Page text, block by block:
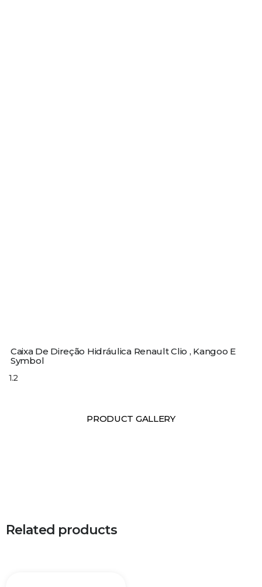
Caixa De Direção Hidráulica Renault Clio , Kangoo E
Symbol
PRODUCT GALLERY
Related products